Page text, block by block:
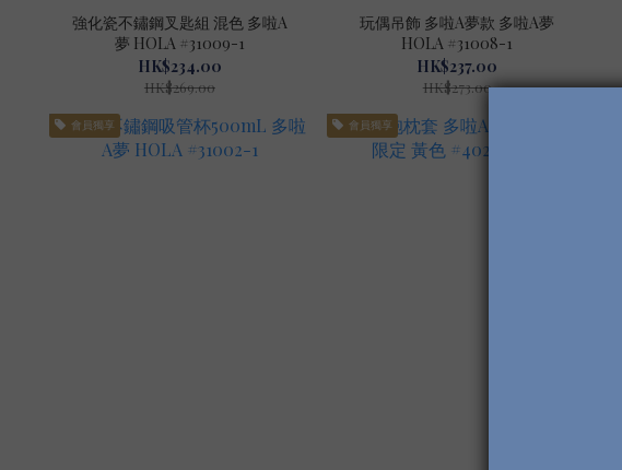
強化瓷不鏽鋼叉匙組 混色 多啦A
夢 HOLA #31009-1
HK$234.00
HK$269.00
玩偶吊飾 多啦A夢款 多啦A夢
HOLA #31008-1
HK$237.00
HK$273.00
會員獨享 會員獨享